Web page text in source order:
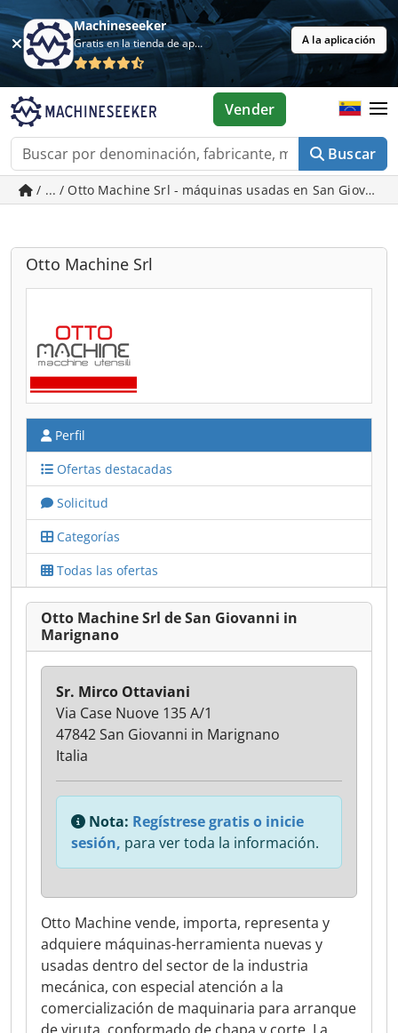
Machineseeker
Gratis en la tienda de aplicaciones A la aplicación
Buscar
Vender
/ ... / Otto Machine Srl - máquinas usadas en San
Otto Machine Srl
Perfil
Ofertas destacadas
Solicitud
Categorías
Todas las ofertas
Otto Machine Srl de San Giovanni in
Marignano
Otto Machine vende, importa, representa y
adquiere máquinas-herramienta nuevas y
usadas dentro del sector de la industria
mecánica, con especial atención a la
comercialización de maquinaria para arranque
Sr. Mirco Ottaviani
Via Case Nuove 135 A/1
47842 San Giovanni in Marignano
Italia
Nota: Regístrese gratis o inicie
sesión, para ver toda la información.